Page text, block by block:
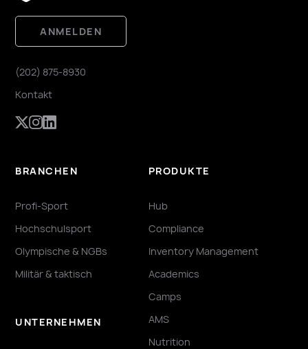
ANMELDEN
(202) 875-8930
Kontakt
BRANCHEN
Profi-Sport
Hochschulsport
Olympische & NGBs
Militär & taktisch
UNTERNEHMEN
PRODUKTE
Hub
Compliance
Inventory Management
Academics
Camps
AMS
Nutrition